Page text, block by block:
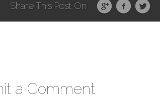
Share This Post On
a Comment